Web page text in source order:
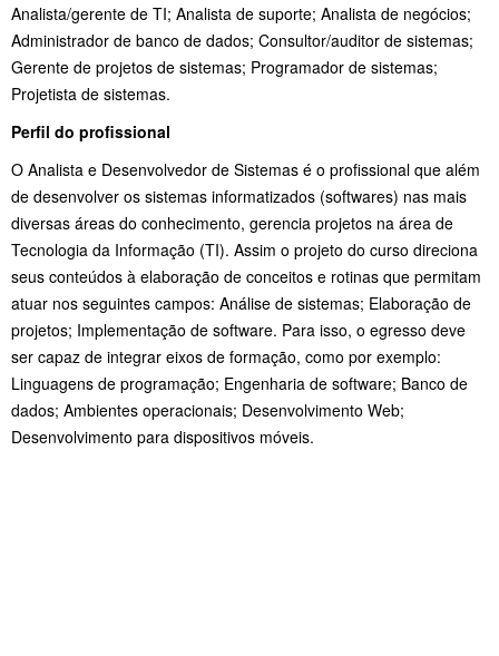
Analista/gerente de TI; Analista de suporte; Analista de negócios;
Administrador de banco de dados; Consultor/auditor de sistemas;
Gerente de projetos de sistemas; Programador de sistemas;
Projetista de sistemas.
Perfil do profissional
O Analista e Desenvolvedor de Sistemas é o profissional que além
de desenvolver os sistemas informatizados (softwares) nas mais
diversas áreas do conhecimento, gerencia projetos na área de
Tecnologia da Informação (TI). Assim o projeto do curso direciona
seus conteúdos à elaboração de conceitos e rotinas que permitam
atuar nos seguintes campos: Análise de sistemas; Elaboração de
projetos; Implementação de software. Para isso, o egresso deve
ser capaz de integrar eixos de formação, como por exemplo:
Linguagens de programação; Engenharia de software; Banco de
dados; Ambientes operacionais; Desenvolvimento Web;
Desenvolvimento para dispositivos móveis.